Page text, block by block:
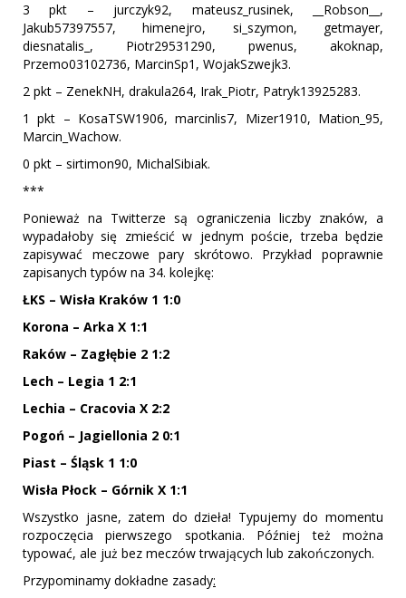
3 pkt – jurczyk92, mateusz_rusinek, __Robson__,
Jakub57397557, himenejro, si_szymon, getmayer,
diesnatalis_, Piotr29531290, pwenus, akoknap,
Przemo03102736, MarcinSp1, WojakSzwejk3.
2 pkt – ZenekNH, drakula264, Irak_Piotr, Patryk13925283.
1 pkt – KosaTSW1906, marcinlis7, Mizer1910, Mation_95,
Marcin_Wachow.
0 pkt – sirtimon90, MichalSibiak.
***
Ponieważ na Twitterze są ograniczenia liczby znaków, a
wypadałoby się zmieścić w jednym poście, trzeba będzie
zapisywać meczowe pary skrótowo. Przykład poprawnie
zapisanych typów na 34. kolejkę:
ŁKS – Wisła Kraków 1 1:0
Korona – Arka X 1:1
Raków – Zagłębie 2 1:2
Lech – Legia 1 2:1
Lechia – Cracovia X 2:2
Pogoń – Jagiellonia 2 0:1
Piast – Śląsk 1 1:0
Wisła Płock – Górnik X 1:1
Wszystko jasne, zatem do dzieła! Typujemy do momentu
rozpoczęcia pierwszego spotkania. Później też można
typować, ale już bez meczów trwających lub zakończonych.
Przypominamy dokładne zasady: